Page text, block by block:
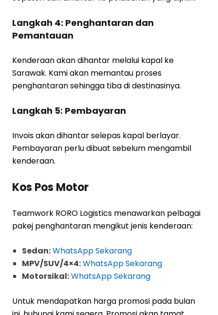
Langkah 4: Penghantaran dan
Pemantauan
Kenderaan akan dihantar melalui kapal ke
Sarawak. Kami akan memantau proses
penghantaran sehingga tiba di destinasinya.
Langkah 5: Pembayaran
Invois akan dihantar selepas kapal berlayar.
Pembayaran perlu dibuat sebelum mengambil
kenderaan.
Kos Pos Motor
Teamwork RORO Logistics menawarkan pelbagai
pakej penghantaran mengikut jenis kenderaan:
Sedan:WhatsApp Sekarang
MPV/SUV/4×4:WhatsApp Sekarang
Motorsikal:WhatsApp Sekarang
Untuk mendapatkan harga promosi pada bulan